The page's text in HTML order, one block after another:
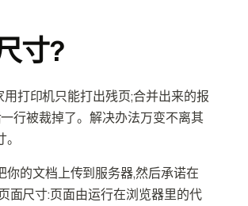
寸?
打印机只能打出残页;合并出来的报
行被裁掉了。解决办法万变不离其
的文档上传到服务器,然后承诺在
面尺寸:页面由运行在浏览器里的代